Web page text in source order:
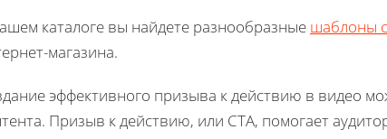
каталоге вы найдете разнообразные шаблоны
магазина.
эффективного призыва к действию в видео
Призыв к действию, или CTA, помогает